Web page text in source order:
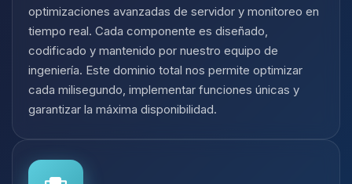
optimizaciones avanzadas de servidor y monitoreo en
tiempo real. Cada componente es diseñado,
codificado y mantenido por nuestro equipo de
ingeniería. Este dominio total nos permite optimizar
cada milisegundo, implementar funciones únicas y
garantizar la máxima disponibilidad.